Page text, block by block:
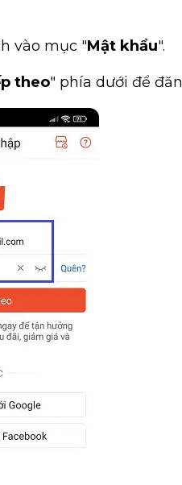
vào mục "Mật khẩu".
theo" phía dưới để